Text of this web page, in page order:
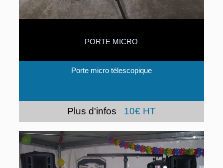
PORTE MICRO
Porte micro télescopique
Plus d'infos 10€ HT